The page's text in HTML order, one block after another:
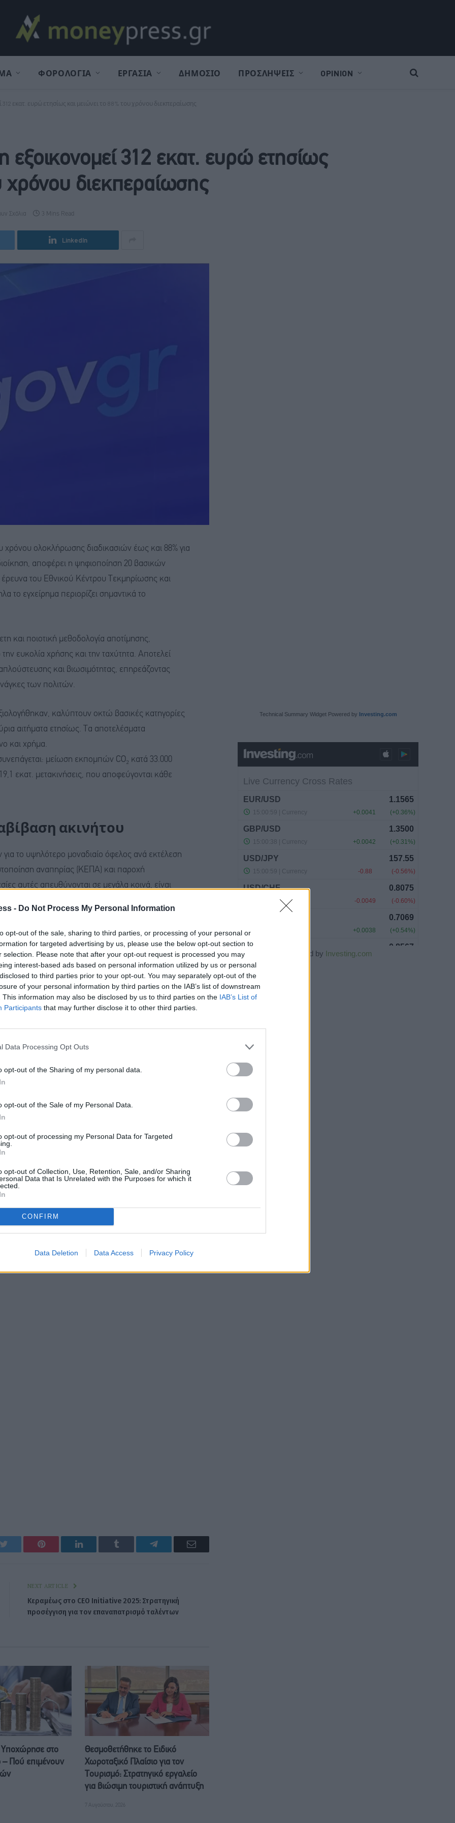
- Do Not Process My Personal Information
opt-out of the sale, sharing to third parties, or processing of your personal or
for targeted advertising by us, please use the below opt-out section to
selection. Please note that after your opt-out request is processed you may
interest-based ads based on personal information utilized by us or personal
to third parties prior to your opt-out. You may separately opt-out of the
of your personal information by third parties on the IAB’s list of downstream
This information may also be disclosed by us to third parties on the IAB’s List of
Participants that may further disclose it to other third parties.
Data Processing Opt Outs
opt-out of the Sharing of my personal data.
opt-out of the Sale of my Personal Data.
opt-out of processing my Personal Data for Targeted
opt-out of Collection, Use, Retention, Sale, and/or Sharing
Data that Is Unrelated with the Purposes for which it
CONFIRM
Data Deletion Data Access Privacy Policy
ΦΟΡΟΛΟΓΙΑ ΕΡΓΑΣΙΑ ΔΗΜΟΣΙΟ ΠΡΟΣΛΗΨΕΙΣ OPINION
εκατ. ευρώ ετησίως και μειώνει το 88% του χρόνου διεκπεραίωσης
312 εκατ. ευρώ ετησίως
χρόνου διεκπεραίωσης
Σχόλια 3 Mins Read
LinkedIn
ολοκλήρωσης διαδικασιών έως και 88% για
αποφέρει η ψηφιοποίηση 20 βασικών
του Εθνικού Κέντρου Τεκμηρίωσης και
το εγχείρημα περιορίζει σημαντικά το
και ποιοτική μεθοδολογία αποτίμησης,
ευκολία χρήσης και την ταχύτητα. Αποτελεί
και βιωσιμότητας, επηρεάζοντας
των πολιτών.
καλύπτουν οκτώ βασικές κατηγορίες
αιτήματα ετησίως. Τα αποτελέσματα
και χρήμα.
μείωση εκπομπών CO₂ κατά 33.000
εκατ. μετακινήσεις, που αποφεύγονται κάθε
ακινήτου
για το υψηλότερο μοναδιαίο όφελος ανά εκτέλεση
αναπηρίας (ΚΕΠΑ) και παροχή
αυτές απευθύνονται σε μεγάλα κοινά, είναι
είχαν ιστορικά υψηλό διοικητικό κόστος.
για τους πολίτες, όσο και για τις υπηρεσίες. Η
υψηλή ικανοποίηση χρηστών με το 76% να
του gov.gr. Όσον αφορά τις θετικές
οικογενειακής κατάστασης με 84%, η
κατοικίας με 81%.
περιλαμβάνουν την ευκολία χρήσης μέσω
και τη συνολική αποτελεσματικότητα των
καθαρά ως το προτιμώμενο κανάλι
ιστοσελίδες φορέων (13%) και τα ΚΕΠ (12%).
περισσότερο
οι πιο δημοφιλείς και υψηλά
Κατάστασης με 3,2 εκατ. χρήσεις,
Your Customer με 5,2 εκατ. χρήσεις και
συγκεκριμένες προτάσεις για περαιτέρω
προ-συμπλήρωση στοιχείων και ενημέρωση για
υπηρεσιών.
Pinterest LinkedIn Tumblr Telegram Email
NEXT ARTICLE
Κεραμέως στο CEO Initiative 2025: Στρατηγική
προσέγγιση για τον επαναπατρισμό ταλέντων
Υποχώρησε στο
– Πού επιμένουν
Θεσμοθετήθηκε το Ειδικό
Χωροταξικό Πλαίσιο για τον
Τουρισμό: Στρατηγικό εργαλείο
για βιώσιμη τουριστική ανάπτυξη
7 Αυγούστου, 2026
Technical Summary Widget Powered by Investing.com
Powered by Investing.com